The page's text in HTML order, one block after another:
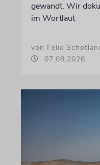
gewandt. Wir
im Wortlaut
von Felix
07.08.2026